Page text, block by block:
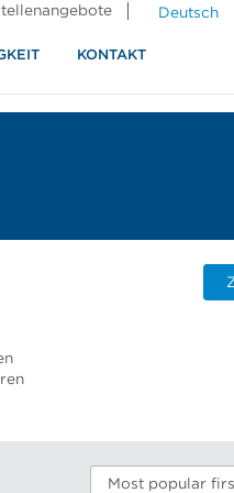
Deutsch
KONTAKT
Most popular